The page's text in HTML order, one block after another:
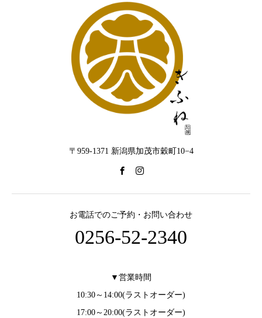
〒959-1371 新潟県加茂市穀町10−4
お電話でのご予約・お問い合わせ
0256-52-2340
▼営業時間
10:30～14:00(ラストオーダー)
17:00～20:00(ラストオーダー)